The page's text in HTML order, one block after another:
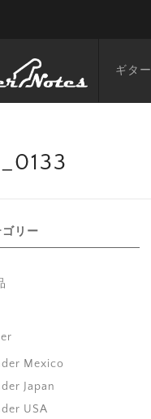
ギター
ゴリー
Mexico
Japan
USA